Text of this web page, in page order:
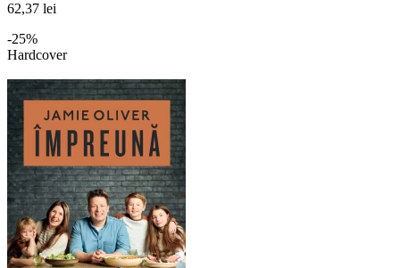
62,37 lei
-25%
Hardcover